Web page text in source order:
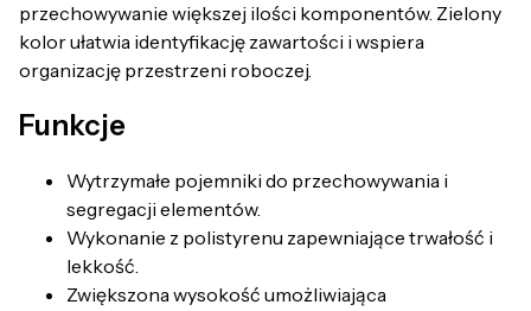
przechowywanie większej ilości komponentów. Zielony
kolor ułatwia identyfikację zawartości i wspiera
organizację przestrzeni roboczej.
Funkcje
Wytrzymałe pojemniki do przechowywania i
segregacji elementów.
Wykonanie z polistyrenu zapewniające trwałość i
lekkość.
Zwiększona wysokość umożliwiająca